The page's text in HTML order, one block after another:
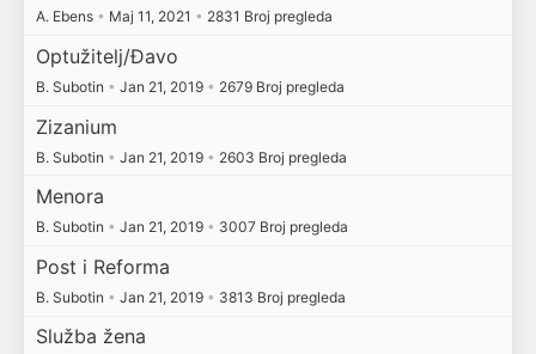
A. Ebens • Maj 11, 2021 • 2831 Broj pregleda
Optužitelj/Đavo
B. Subotin • Jan 21, 2019 • 2679 Broj pregleda
Zizanium
B. Subotin • Jan 21, 2019 • 2603 Broj pregleda
Menora
B. Subotin • Jan 21, 2019 • 3007 Broj pregleda
Post i Reforma
B. Subotin • Jan 21, 2019 • 3813 Broj pregleda
Služba žena